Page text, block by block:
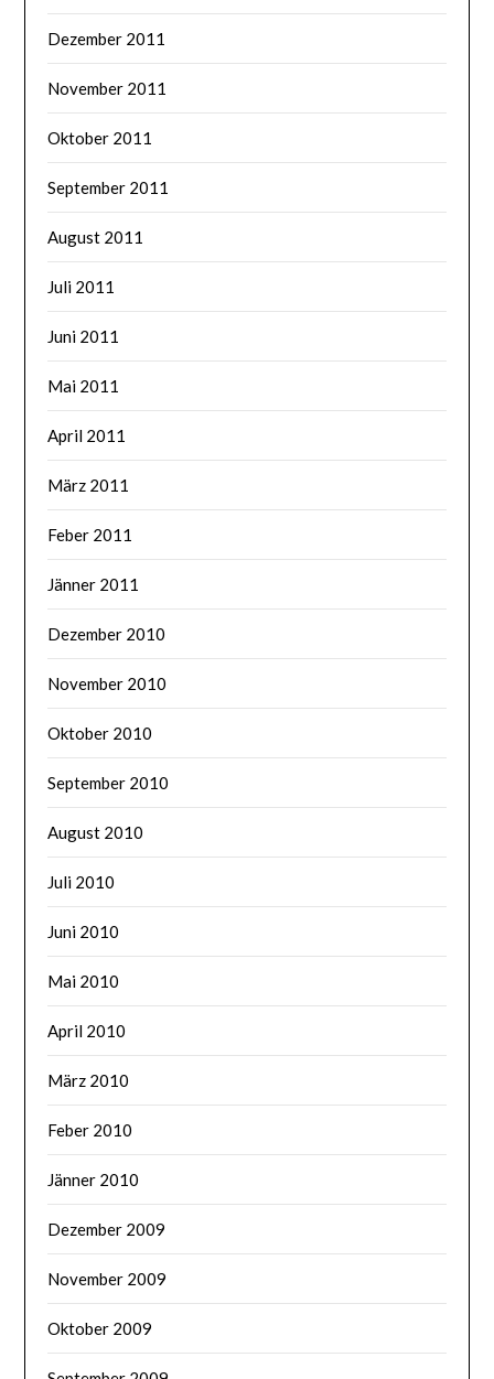
Dezember 2011
November 2011
Oktober 2011
September 2011
August 2011
Juli 2011
Juni 2011
Mai 2011
April 2011
März 2011
Feber 2011
Jänner 2011
Dezember 2010
November 2010
Oktober 2010
September 2010
August 2010
Juli 2010
Juni 2010
Mai 2010
April 2010
März 2010
Feber 2010
Jänner 2010
Dezember 2009
November 2009
Oktober 2009